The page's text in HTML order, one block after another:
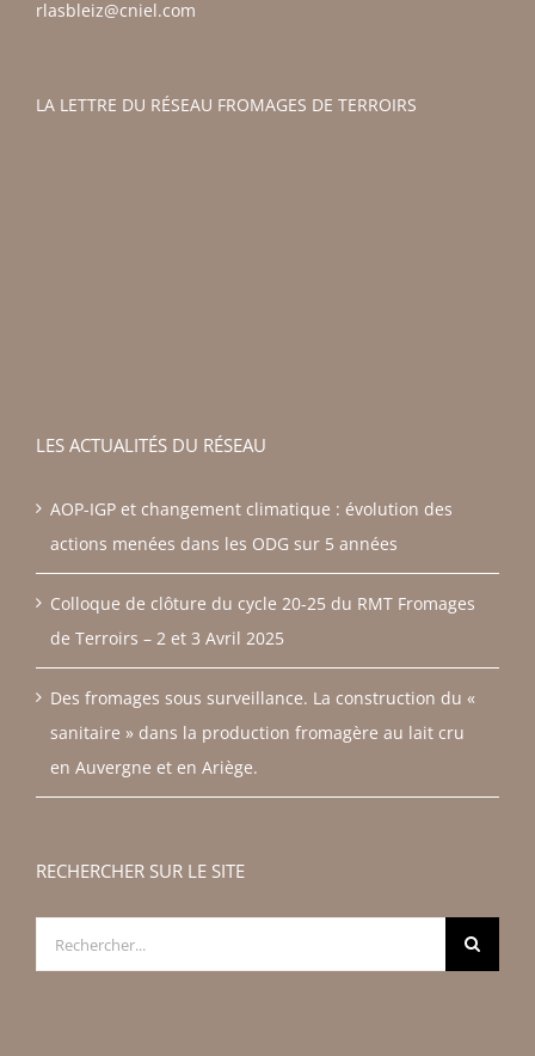
rlasbleiz@cniel.com
LA LETTRE DU RÉSEAU FROMAGES DE TERROIRS
LES ACTUALITÉS DU RÉSEAU
AOP-IGP et changement climatique : évolution des
actions menées dans les ODG sur 5 années
Colloque de clôture du cycle 20-25 du RMT Fromages
de Terroirs – 2 et 3 Avril 2025
Des fromages sous surveillance. La construction du «
sanitaire » dans la production fromagère au lait cru
en Auvergne et en Ariège.
RECHERCHER SUR LE SITE
Rechercher: